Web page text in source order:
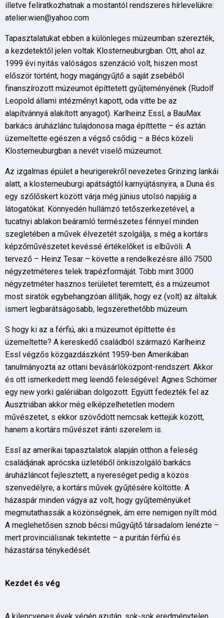
illetve feliratkozhatnak a mostantól rendszeres hírlevelükre:
atelier.wien@yahoo.com
Tapasztalatukat ebben a különleges múzeumban szerezték,
a kezdetektől jelen voltak Klosterneuburgban. Ott, ahol az
1999 évi nyitás valóságos szenzáció volt, hiszen most
először történt, hogy magángyűjtő a saját zsebéből
finanszírozott múzeumot építtetett gyűjteményének (Rudolf
Leopold állami intézményt kapott, oda vitte be az
alapítvánnyá alakított anyagot). Karlheinz Essl, a BauMax
barkács áruházlánc tulajdonosa maga építtette – és aztán
üzemeltette egészen a végső csődig – a Bécs közeli
Klosterneuburgban a nevét viselő múzeumot.
Az izgalmas épület a heurigerekről nevezetes Grinzing lankái
alatt, a klosterneuburgi apátságtól karnyújtásnyira, a Duna és
egy szőlőskert között várja még június utolsó napjáig a
látogatókat. Könnyedén hullámzó tetőszerkezetével, a
tucatnyi ablakon beáramló természetes fénnyel minden
szegletében a művek élvezetét szolgálja, s még a kortárs
képzőművészetet kevéssé értékelőket is elbűvöli. A
tervező – Heinz Tesar – követte a rendelkezésre álló 7500
négyzetméteres telek trapézformáját. Több mint 3000
négyzetméter hasznos területet teremtett, és a múzeumot
most siratók egybehangzóan állítják, hogy ez (volt) az általuk
ismert legbarátságosabb, legszerethetőbb múzeum.
S hogy ki az a férfiú, aki a múzeumot építtette és
üzemeltette? A kereskedő családból származó Karlheinz
Essl végzős közgazdászként 1959-ben Amerikában
tanulmányozta az ottani bevásárlóközpont-rendszert. Akkor
és ott ismerkedett meg leendő feleségével: Agnes Schömer
egy new yorki galériában dolgozott. Együtt fedezték fel az
Ausztriában akkor még elképzelhetetlen modern
művészetet, s ekkor szövődött nemcsak kettejük között,
hanem a kortárs művészet iránti szerelem is.
Essl az amerikai tapasztalatok alapján otthon a feleség
családjának aprócska üzletéből önkiszolgáló barkács
áruházláncot fejlesztett, a nyereséget pedig a közös
szenvedélyre, a kortárs művek gyűjtésére költötte. A
házaspár minden vágya az volt, hogy gyűjteményüket
megmutathassák a közönségnek, ám erre nemigen nyílt mód.
A meglehetősen sznob bécsi műgyűjtő társadalom lenézte –
mert provinciálisnak tekintette – a puritán férfiú és
házastársa ténykedését.
Kezdet és vég